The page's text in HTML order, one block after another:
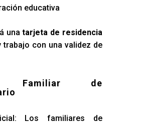
educativa
unatarjeta de residencia
trabajo con una validez de
Familiar de
Los familiares de